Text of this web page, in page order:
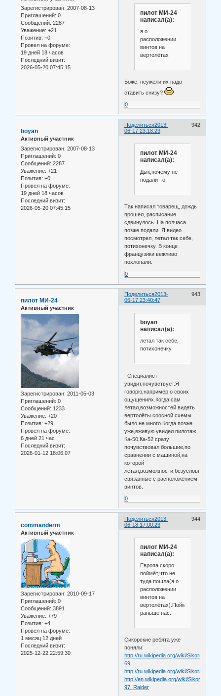
Зарегистрирован: 2007-08-13
Приглашений: 0
Сообщений: 2287
Уважение: +21
Позитив: +0
Провел на форуме:
19 дней 18 часов
Последний визит:
2026-05-20 07:45:15
пилот МИ-24
написал(а):
я о
расположении
винтов на
вертолётах
Боже, неужели их надо
ставить снизу?
0
Поделиться 942
2013-
06-17 23:18:23
boyan
Активный участник
Зарегистрирован: 2007-08-13
Приглашений: 0
Сообщений: 2287
Уважение: +21
Позитив: +0
Провел на форуме:
19 дней 18 часов
Последний визит:
2026-05-20 07:45:15
пилот МИ-24
написал(а):
Дык,почему не
подали-то
Так написал товарещ, дождь
прошел, расписание
сдвинулось. На полчаса
позже подали. Я видео
посмотрел, летал так себе,
потихонечку. В конце
французики вежливо
похлопали.
0
Поделиться 943
2013-
06-17 23:40:47
пилот МИ-24
Активный участник
Зарегистрирован: 2011-05-03
Приглашений: 0
Сообщений: 1233
Уважение: +20
Позитив: +29
Провел на форуме:
6 дней 21 час
Последний визит:
2026-01-12 18:06:07
boyan
написал(а):
летал так себе,
потихонечку
Специалист
увидит,почувствует.Я
говорю,например,о своих
ощущениях.Когда сам
летал,возможностей видеть
вертолёты соосной схемы
было не много.Когда позже
уже,вживую увидел пилотаж
Ка-50,Ка-52 сразу
почувствовал большие,по
сравнении с машиной,на
которой
летал,возможности,безусловно
связанные с расположением
винтов.
0
Поделиться 944
2013-
06-18 17:00:23
commanderm
Активный участник
Зарегистрирован: 2010-09-17
Приглашений: 0
Сообщений: 3891
Уважение: +79
Позитив: +4
Провел на форуме:
1 месяц 12 дней
Последний визит:
2025-12-22 22:59:30
пилот МИ-24
написал(а):
Европа скоро
поймёт,что не
туда пошла(я о
расположении
винтов на
вертолётах).Поймёт
раньше нас.
Сикорские ребята уже
поняли:
http://ru.wikipedia.org/wiki/Sikorsky_S-
69
http://ru.wikipedia.org/wiki/Sikorsky_X2
http://en.wikipedia.org/wiki/Sikorsky_S-
97_Raider